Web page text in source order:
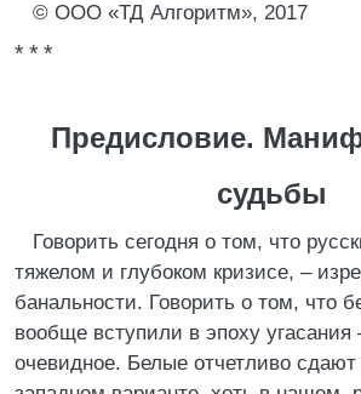
© ООО «ТД Алгоритм», 2017
* * *
Предисловие.
судьбы
Говорить сегодня о том, что
тяжелом и глубоком кризисе, –
банальности. Говорить о том, что
вообще вступили в эпоху угасания
очевидное. Белые отчетливо